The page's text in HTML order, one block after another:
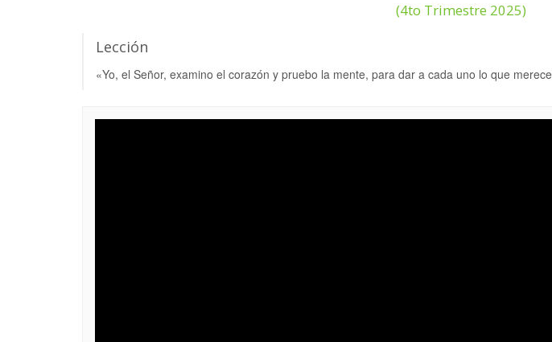
(4to Trimestre 2025)
Lección
«Yo, el Señor, examino el corazón y pruebo la mente, para dar a cada uno lo que